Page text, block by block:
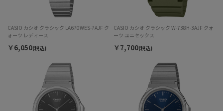
CASIO カシオ クラシック LA670WES-7AJF ク
ォーツ レディース
￥6,050(税込)
CASIO カシオ クラシック W-738H-3AJF クォ
ーツ ユニセックス
￥7,700(税込)